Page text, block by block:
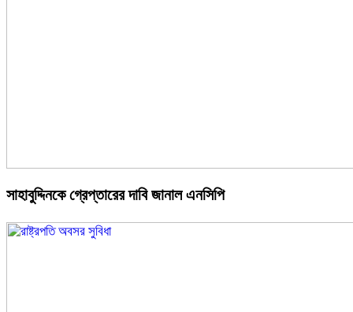
সাহাবুদ্দিনকে গ্রেপ্তারের দাবি জানাল এনসিপি